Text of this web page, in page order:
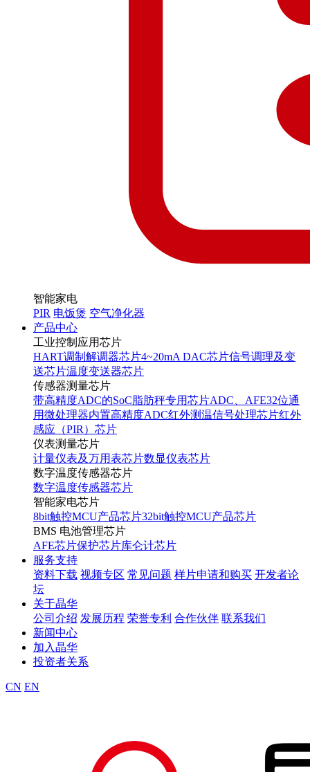
智能家电
PIR 电饭煲 空气净化器
产品中心
工业控制应用芯片
HART调制解调器芯片4~20mA DAC芯片信号调理及变
送芯片温度变送器芯片
传感器测量芯片
带高精度ADC的SoC 脂肪秤专用芯片ADC、AFE32位通
用微处理器内置高精度ADC红外测温信号处理芯片红外
感应（PIR）芯片
仪表测量芯片
计量仪表及万用表芯片数显仪表芯片
数字温度传感器芯片
数字温度传感器芯片
智能家电芯片
8bit触控MCU产品芯片32bit触控MCU产品芯片
BMS 电池管理芯片
AFE芯片保护芯片库仑计芯片
服务支持
资料下载 视频专区 常见问题 样片申请和购买 开发者论
坛
关于晶华
公司介绍 发展历程 荣誉专利 合作伙伴 联系我们
新闻中心
加入晶华
投资者关系
CN EN